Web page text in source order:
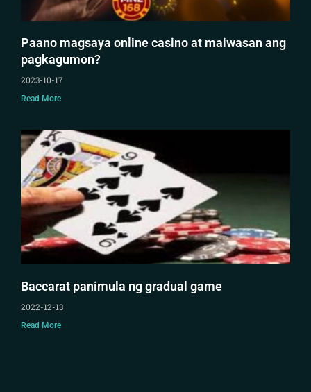
Paano magsaya online casino at maiwasan ang
pagkagumon?
2023-10-17
Read More
Baccarat panimula ng gradual game
2022-12-13
Read More